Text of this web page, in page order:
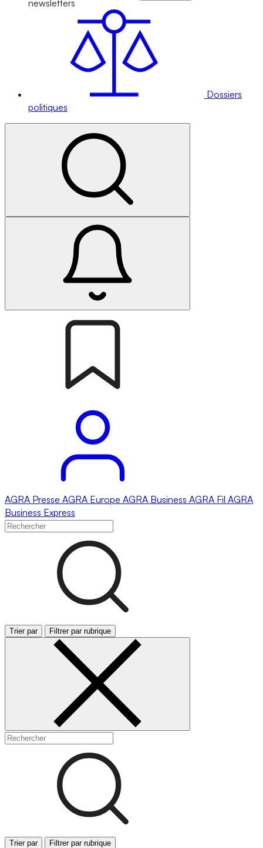
newsletters
Dossiers
politiques
AGRA Presse AGRA Europe AGRA Business AGRA Fil AGRA
Business Express
Trier par Filtrer par rubrique
Trier par Filtrer par rubrique